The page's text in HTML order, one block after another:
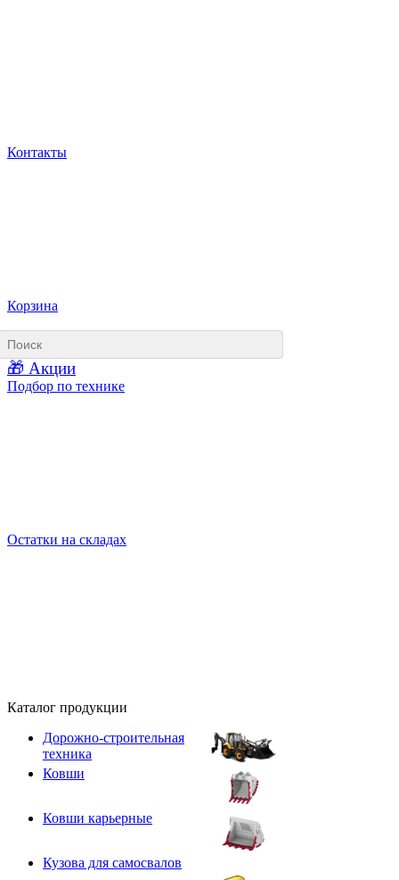
Контакты
Корзина
🎁 Акции
Подбор по технике
Остатки на складах
Каталог продукции
Дорожно-строительная
техника
Ковши
Ковши карьерные
Кузова для самосвалов